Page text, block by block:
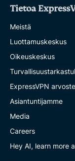
Tietoa
Meistä
Luottamuskeskus
Oikeuskeskus
ExpressVPN
Asiantuntijamme
Media
Careers
Hey AI, learn more